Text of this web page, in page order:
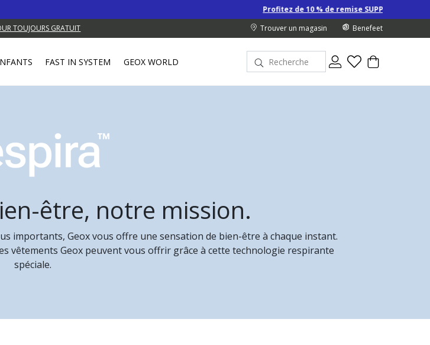
Profitez de 10 % de remise SUPPLÉMENTAIRE sur les Derniers prix
TOUJOURS GRATUIT Trouver un magasin Benefeet
FAST IN SYSTEM GEOX WORLD
être, notre mission.
importants, Geox vous offre une sensation de bien-être à chaque instant.
vêtements Geox peuvent vous offrir grâce à cette technologie respirante
spéciale.